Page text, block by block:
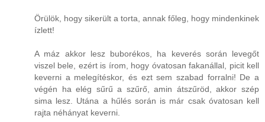
Örülök, hogy sikerült a torta, annak főleg, hogy mindenkinek
ízlett!
A máz akkor lesz buborékos, ha keverés során levegőt
viszel bele, ezért is írom, hogy óvatosan fakanállal, picit kell
keverni a melegítéskor, és ezt sem szabad forralni! De a
végén ha elég sűrű a szűrő, amin átszűröd, akkor szép
sima lesz. Utána a hűlés során is már csak óvatosan kell
rajta néhányat keverni.